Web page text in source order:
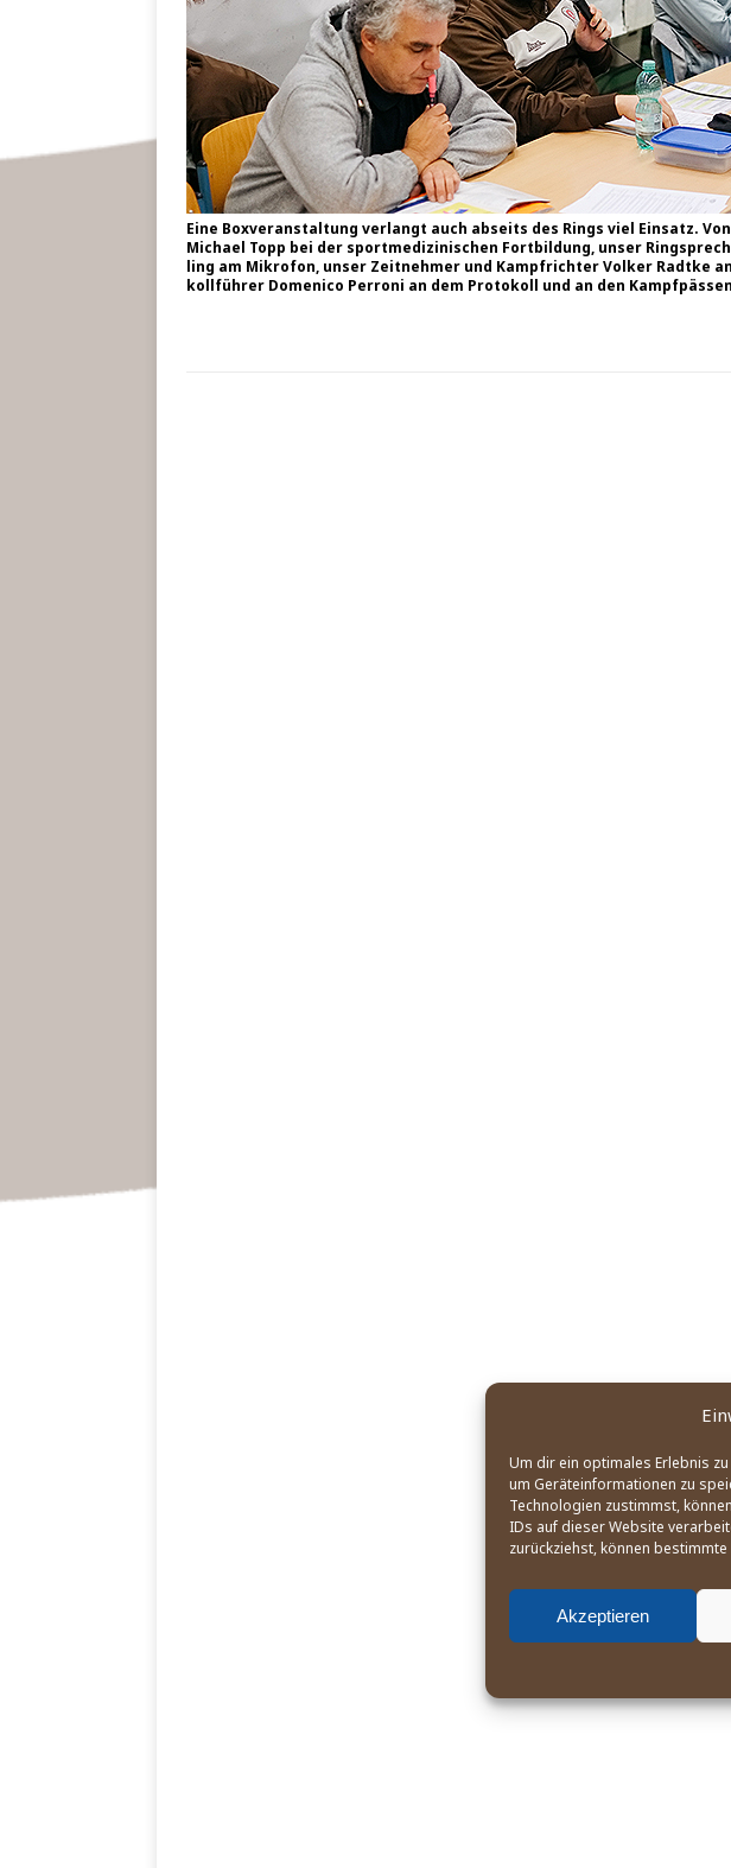
Um dir ein optimales Erlebnis
um Geräteinformationen zu
Technologien zustimmst,
IDs auf dieser Website
zurückziehst, können
Akzeptieren
Eine Box­ver­an­stal­tung ver­langt auch abseits des Rings viel Ein­satz.
Micha­el Topp bei der sport­me­di­zi­ni­schen Fort­bil­dung, unser
ling am Mikro­fon, unser Zeit­neh­mer und Kampf­rich­ter Vol­ker Rad­tke
koll­füh­rer Dome­ni­co Per­ro­ni an dem Pro­to­koll und an den Kampfpässen